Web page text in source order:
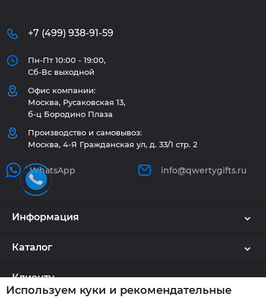
+7 (499) 938-91-59
Пн-Пт 10:00 - 19:00,
Сб-Вс выходной
Офис компании:
Москва, Русаковская 13,
б-ц Бородино Плаза
Производство и самовывоз:
Москва, 4-Я Гражданская ул, д. 33/1 стр. 2
WhatsApp info@qwertygifts.ru
Информация
Каталог
Клиенту
Используем куки и рекомендательные